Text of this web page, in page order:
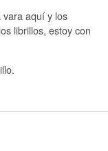
vara aquí y los
librillos, estoy con